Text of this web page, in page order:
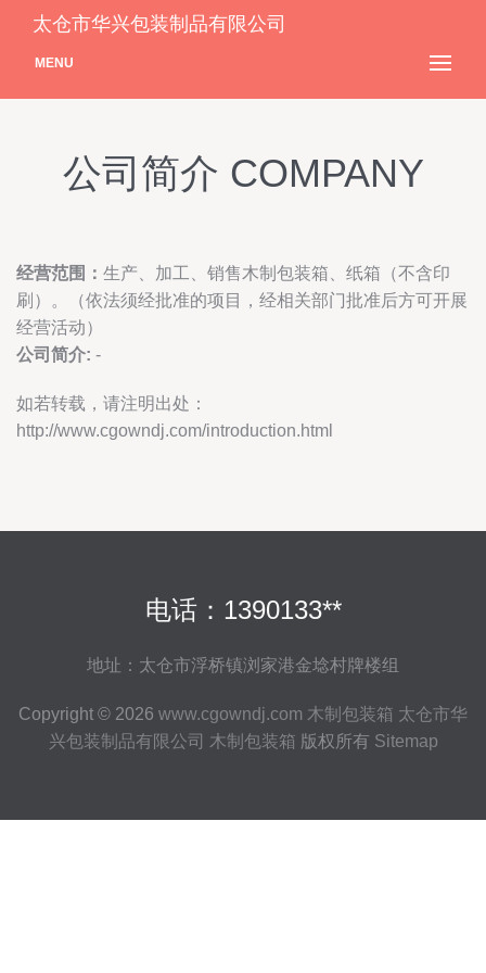
太仓市华兴包装制品有限公司
MENU
公司简介 COMPANY
经营范围： 生产、加工、销售木制包装箱、纸箱（不含印
刷）。（依法须经批准的项目，经相关部门批准后方可开展
经营活动）
公司简介: -
如若转载，请注明出处：
http://www.cgowndj.com/introduction.html
电话：1390133**
地址：太仓市浮桥镇浏家港金埝村牌楼组
Copyright © 2026 www.cgowndj.com 木制包装箱 太仓市华
兴包装制品有限公司 木制包装箱 版权所有 Sitemap